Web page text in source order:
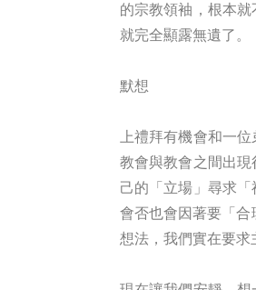
的宗教領袖，根本
就完全顯露無遺了。
默想
上禮拜有機會和一
教會與教會之間出
己的「立場」尋求
會否也會因著要「
想法，我們實在要求